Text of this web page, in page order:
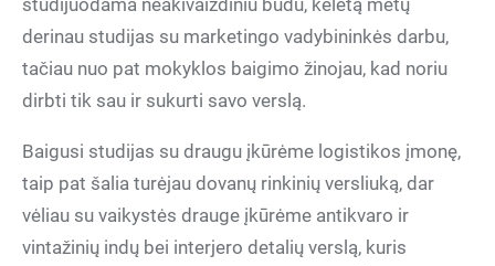
studijuodama neakivaizdiniu būdu, keletą metų
derinau studijas su marketingo vadybininkės darbu,
tačiau nuo pat mokyklos baigimo žinojau, kad noriu
dirbti tik sau ir sukurti savo verslą.
Baigusi studijas su draugu įkūrėme logistikos įmonę,
taip pat šalia turėjau dovanų rinkinių versliuką, dar
vėliau su vaikystės drauge įkūrėme antikvaro ir
vintažinių indų bei interjero detalių verslą, kuris